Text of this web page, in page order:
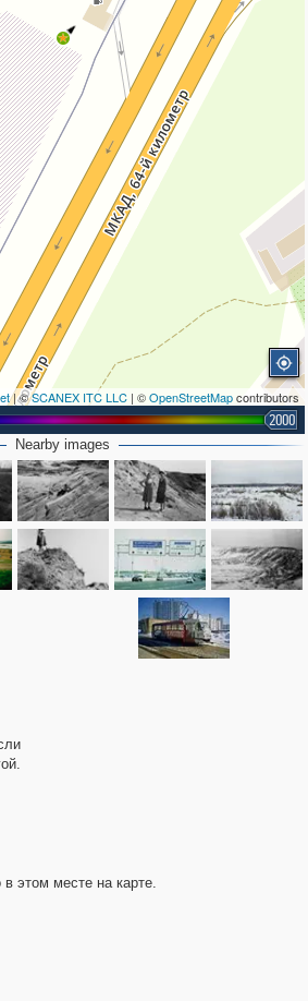
| ©SCANEX ITC LLC | ©OpenStreetMapcontributors
2000
Nearby images
этом месте на карте.